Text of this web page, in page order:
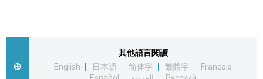
其他語言閱讀
English
日本語 简体字 繁體字
Français